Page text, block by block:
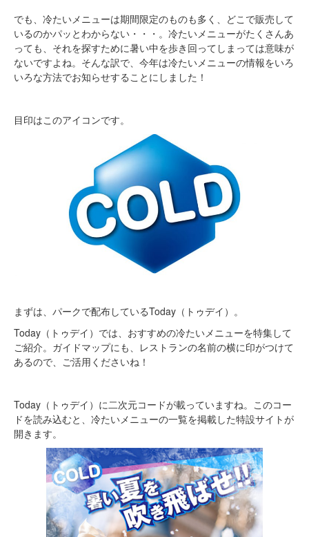
でも、冷たいメニューは期間限定のものも多く、どこで販売して
いるのかパッとわからない・・・。冷たいメニューがたくさんあ
っても、それを探すために暑い中を歩き回ってしまっては意味が
ないですよね。そんな訳で、今年は冷たいメニューの情報をいろ
いろな方法でお知らせすることにしました！
目印はこのアイコンです。
まずは、パークで配布しているToday（トゥデイ）。
Today（トゥデイ）では、おすすめの冷たいメニューを特集して
ご紹介。ガイドマップにも、レストランの名前の横に印がつけて
あるので、ご活用くださいね！
Today（トゥデイ）に二次元コードが載っていますね。このコー
ドを読み込むと、冷たいメニューの一覧を掲載した特設サイトが
開きます。